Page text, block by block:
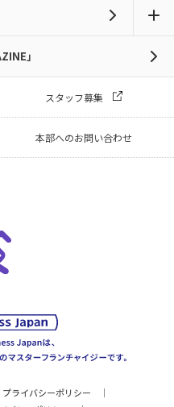
」
スタッフ募集
本部へのお問い合わせ
プライバシーポリシー